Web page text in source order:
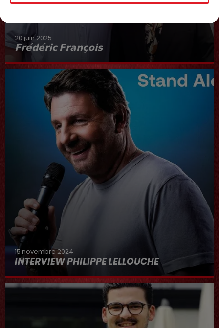
20 juin 2025
𝗙𝗿𝗲́𝗱𝗲́𝗿𝗶𝗰 𝗙𝗿𝗮𝗻𝗰̧𝗼𝗶𝘀
Interview du 20 juin 2025
15 novembre 2024
INTERVIEW PHILIPPE LELLOUCHE